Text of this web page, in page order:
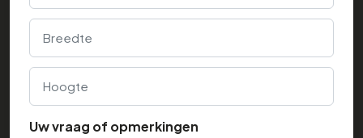
Breedte
Hoogte
Uw vraag of opmerkingen